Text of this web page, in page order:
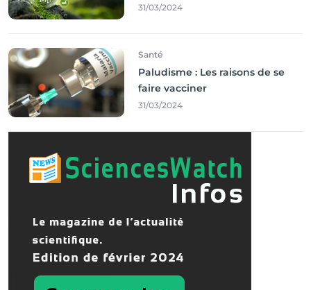
Francophonie
31/03/2024
Santé
Paludisme : Les raisons de se
faire vacciner
31/03/2024